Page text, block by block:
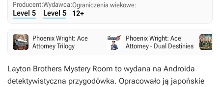
Producent:
Level 5
Wydawca:
Level 5
Ograniczenia wiekowe:
12+
Phoenix Wright: Ace
Attorney Trilogy
Phoenix Wright: Ace
Attorney - Dual Destinies
Layton Brothers Mystery Room to wydana na Androida
detektywistyczna przygodówka. Opracowało ją japońskie